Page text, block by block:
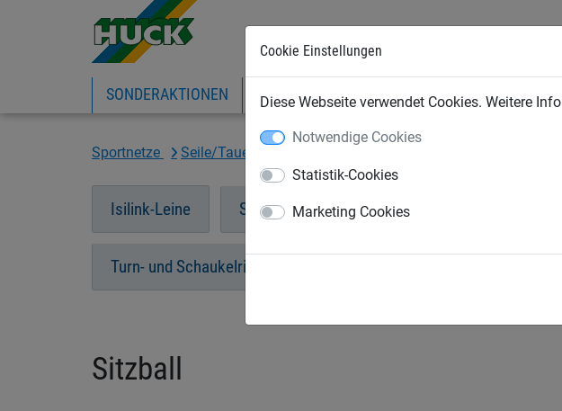
Cookie Einstellungen
Diese Webseite verwendet Cookies. Weitere
Notwendige Cookies
Statistik-Cookies
Marketing Cookies
SONDERAKTIONEN EXPRESS-SHOP INDUSTRIENETZE
Sportnetze Seile/Taue/Leinen
Isilink-Leine Springseile Schwungseile
Turn- und Schaukelringe
Sitzball